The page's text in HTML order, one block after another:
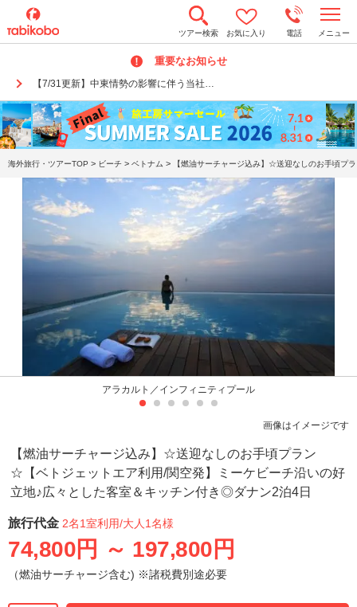
ツアー検索 お気に入り 電話 メニュー
重要なお知らせ
【7/31更新】中東情勢の影響に伴う当社…
o
n
a
v
i
g
a
i
海外旅行・ツアーTOP > ビーチ > ベトナム > 【燃油サーチャージ込み】☆送迎なしのお手頃プ
アラカルト／インフィニティプール
画像はイメージです
【燃油サーチャージ込み】☆送迎なしのお手頃プラン
☆【ベトジェットエア利用/関空発】ミーケビーチ沿いの好
立地♪広々とした客室＆キッチン付き◎ダナン2泊4日
旅行代金 2名1室利用/大人1名様
74,800円 ～ 197,800円
（燃油サーチャージ含む) ※諸税費別途必要